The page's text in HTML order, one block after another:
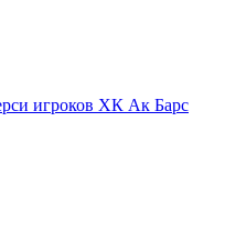
игроков ХК Ак Барс